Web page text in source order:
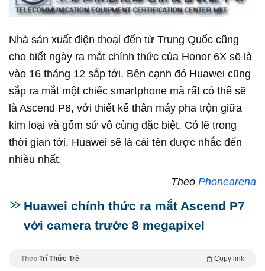
Nhà sản xuất điện thoại đến từ Trung Quốc cũng
cho biết ngày ra mắt chính thức của Honor 6X sẽ là
vào 16 tháng 12 sắp tới. Bên cạnh đó Huawei cũng
sắp ra mắt một chiếc smartphone mà rất có thể sẽ
là Ascend P8, với thiết kế thân máy pha trộn giữa
kim loại và gốm sứ vô cùng đặc biệt. Có lẽ trong
thời gian tới, Huawei sẽ là cái tên được nhắc đến
nhiều nhất.
Theo Phonearena
Huawei chính thức ra mắt Ascend P7
với camera trước 8 megapixel
Theo Trí Thức Trẻ Copy link